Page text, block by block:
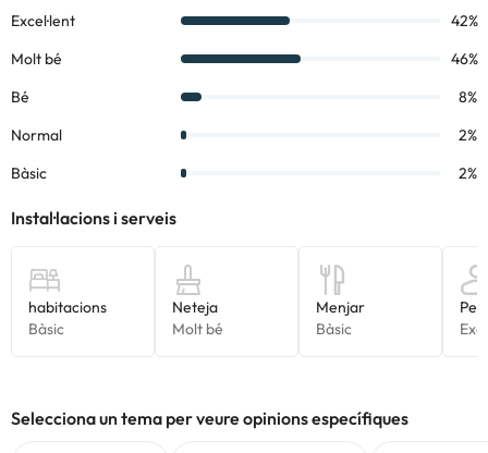
Selecciona un tema per veure opinions específiques